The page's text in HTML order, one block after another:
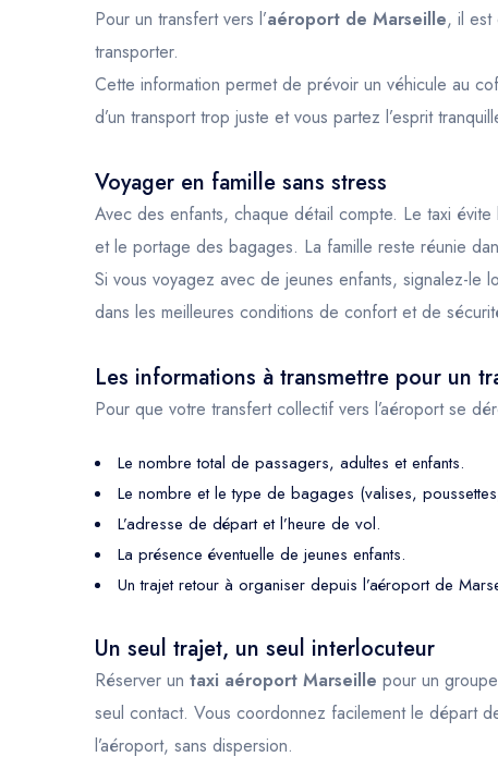
Pour un transfert vers l’aéroport de Marseille, il est
transporter.
Cette information permet de prévoir un véhicule au
d’un transport trop juste et vous partez l’esprit
Voyager en famille sans stress
Avec des enfants, chaque détail compte. Le taxi
et le portage des bagages. La famille reste réunie
Si vous voyagez avec de jeunes enfants, signalez-le
dans les meilleures conditions de confort et de
Les informations à transmettre pour un
Pour que votre transfert collectif vers l’aéroport se
Le nombre total de passagers, adultes et enfants.
Le nombre et le type de bagages (valises,
L’adresse de départ et l’heure de vol.
La présence éventuelle de jeunes enfants.
Un trajet retour à organiser depuis l’aéroport de
Un seul trajet, un seul interlocuteur
Réserver un taxi aéroport Marseille pour un
seul contact. Vous coordonnez facilement le départ
l’aéroport, sans dispersion.